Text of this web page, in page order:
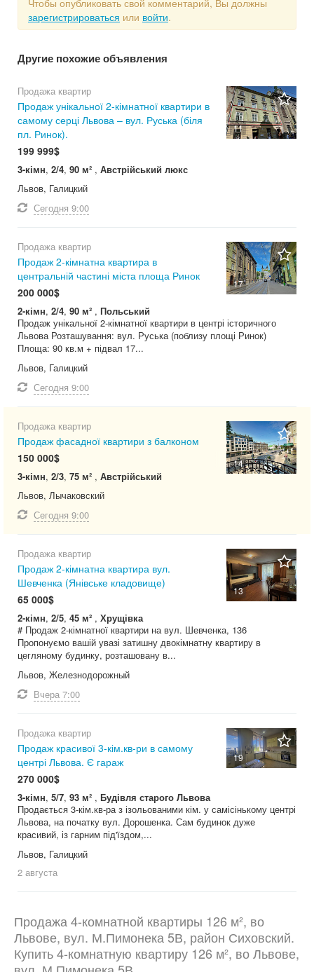
Чтобы опубликовать свой комментарий, Вы должны
зарегистрироваться или войти.
Другие похожие объявления
11
Продажа квартир
Продаж унікальної 2-кімнатної квартири в
самому серці Львова – вул. Руська (біля
пл. Ринок).
199 999$
3-кімн, 2/4, 90 м² , Австрійський люкс
Львов, Галицкий
Сегодня 9:00
17
Продажа квартир
Продаж 2-кімнатна квартира в
центральній частині міста площа Ринок
200 000$
2-кімн, 2/4, 90 м² , Польський
Продаж унікальної 2-кімнатної квартири в центрі історичного
Львова Розташування: вул. Руська (поблизу площі Ринок)
Площа: 90 кв.м + підвал 17...
Львов, Галицкий
Сегодня 9:00
14
Продажа квартир
Продаж фасадної квартири з балконом
150 000$
3-кімн, 2/3, 75 м² , Австрійський
Львов, Лычаковский
Сегодня 9:00
13
Продажа квартир
Продаж 2-кімнатна квартира вул.
Шевченка (Янівське кладовище)
65 000$
2-кімн, 2/5, 45 м² , Хрущівка
# Продаж 2-кімнатної квартири на вул. Шевченка, 136
Пропонуємо вашій увазі затишну двокімнатну квартиру в
цегляному будинку, розташовану в...
Львов, Железнодорожный
Вчера 7:00
19
Продажа квартир
Продаж красивої 3-кім.кв-ри в самому
центрі Львова. Є гараж
270 000$
3-кімн, 5/7, 93 м² , Будівля старого Львова
Продається 3-кім.кв-ра з ізольованими кім. у самісінькому центрі
Львова, на початку вул. Дорошенка. Сам будинок дуже
красивий, із гарним під'їздом,...
Львов, Галицкий
2 августа
Продажа 4-комнатной квартиры 126 м², во
Львове, вул. М.Пимонека 5В, район Сиховский.
Купить 4-комнатную квартиру 126 м², во Львове,